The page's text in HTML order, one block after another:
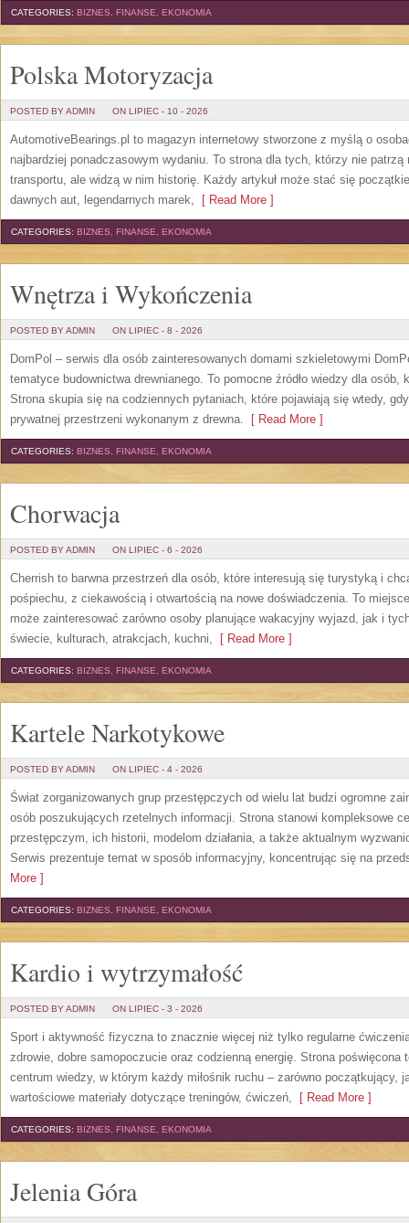
CATEGORIES: BIZNES, FINANSE, EKONOMIA
Polska Motoryzacja
POSTED BY ADMIN ON LIPIEC - 10 - 2026
AutomotiveBearings.pl to magazyn internetowy stworzone z myślą o
najbardziej ponadczasowym wydaniu. To strona dla tych, którzy nie patrzą
transportu, ale widzą w nim historię. Każdy artykuł może stać się
dawnych aut, legendarnych marek, [ Read More ]
CATEGORIES: BIZNES, FINANSE, EKONOMIA
Wnętrza i Wykończenia
POSTED BY ADMIN ON LIPIEC - 8 - 2026
DomPol – serwis dla osób zainteresowanych domami szkieletowymi
tematyce budownictwa drewnianego. To pomocne źródło wiedzy dla
Strona skupia się na codziennych pytaniach, które pojawiają się wtedy,
prywatnej przestrzeni wykonanym z drewna. [ Read More ]
CATEGORIES: BIZNES, FINANSE, EKONOMIA
Chorwacja
POSTED BY ADMIN ON LIPIEC - 6 - 2026
Cherrish to barwna przestrzeń dla osób, które interesują się turystyką i
pośpiechu, z ciekawością i otwartością na nowe doświadczenia. To
może zainteresować zarówno osoby planujące wakacyjny wyjazd, jak i
świecie, kulturach, atrakcjach, kuchni, [ Read More ]
CATEGORIES: BIZNES, FINANSE, EKONOMIA
Kartele Narkotykowe
POSTED BY ADMIN ON LIPIEC - 4 - 2026
Świat zorganizowanych grup przestępczych od wielu lat budzi ogromne
osób poszukujących rzetelnych informacji. Strona stanowi kompleksowe
przestępczym, ich historii, modelom działania, a także aktualnym
Serwis prezentuje temat w sposób informacyjny, koncentrując się na
More ]
CATEGORIES: BIZNES, FINANSE, EKONOMIA
Kardio i wytrzymałość
POSTED BY ADMIN ON LIPIEC - 3 - 2026
Sport i aktywność fizyczna to znacznie więcej niż tylko regularne
zdrowie, dobre samopoczucie oraz codzienną energię. Strona poświęcona
centrum wiedzy, w którym każdy miłośnik ruchu – zarówno początkujący,
wartościowe materiały dotyczące treningów, ćwiczeń, [ Read More ]
CATEGORIES: BIZNES, FINANSE, EKONOMIA
Jelenia Góra